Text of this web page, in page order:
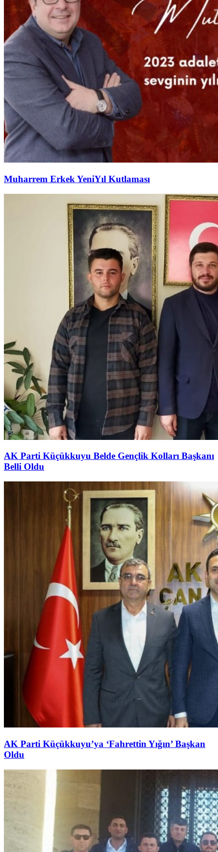
Muharrem Erkek YeniYıl Kutlaması
AK Parti Küçükkuyu Belde Gençlik Kolları Başkanı
Belli Oldu
AK Parti Küçükkuyu’ya ‘Fahrettin Yığın’ Başkan
Oldu